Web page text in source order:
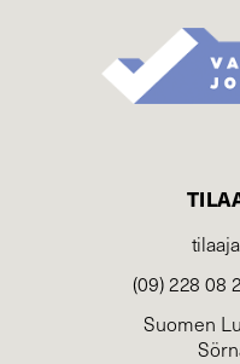
(09) 228 08
Suomen